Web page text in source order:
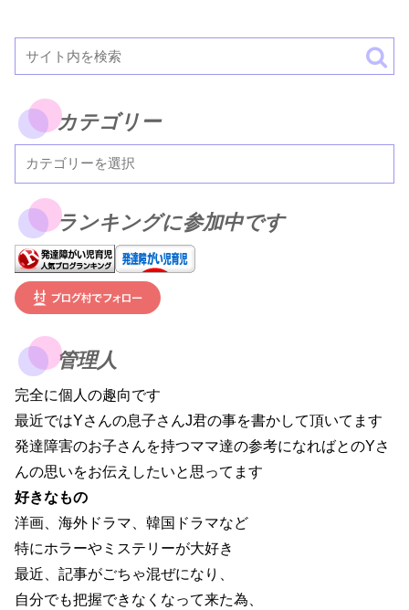
カテゴリー
ランキングに参加中です
管理人
完全に個人の趣向です
最近ではYさんの息子さんJ君の事を書かして頂いてます
発達障害のお子さんを持つママ達の参考になればとのYさ
んの思いをお伝えしたいと思ってます
好きなもの
洋画、海外ドラマ、韓国ドラマなど
特にホラーやミステリーが大好き
最近、記事がごちゃ混ぜになり、
自分でも把握できなくなって来た為、